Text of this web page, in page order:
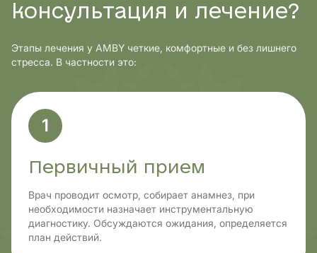
консультация и лечение?
Этапы лечения у AMBY четкие, комфортные и без лишнего
стресса. В частности это:
1
Первичный прием
Врач проводит осмотр, собирает анамнез, при
необходимости назначает инструментальную
диагностику. Обсуждаются ожидания, определяется
план действий.